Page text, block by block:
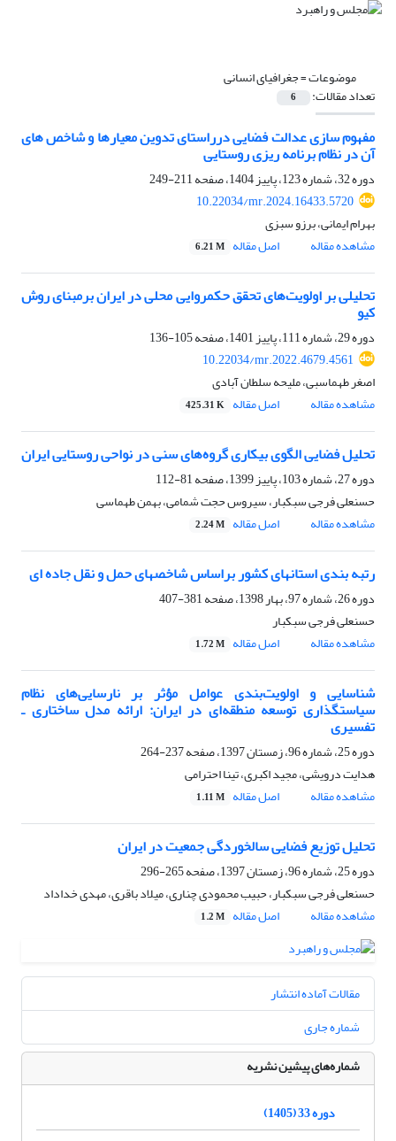
موضوعات =جغرافیای انسانی
تعداد مقالات: 6
مفهوم سازی عدالت فضایی درراستای تدوین معیارها و شاخص های
آن در نظام برنامه ریزی روستایی
دوره 32، شماره 123، پاییز 1404، صفحه
211-249
10.22034/mr.2024.16433.5720
بهرام ایمانی، برزو سبزی
مشاهده مقاله
اصل مقاله 6.21 M
تحلیلی بر اولویت‌های تحقق حکمروایی محلی در ایران برمبنای روش
کیو
دوره 29، شماره 111، پاییز 1401، صفحه
105-136
10.22034/mr.2022.4679.4561
اصغر طهماسبی، ملیحه سلطان آبادی
مشاهده مقاله
اصل مقاله 425.31 K
تحلیل فضایی الگوی بیکاری گروه‌های سنی در نواحی روستایی ایران
دوره 27، شماره 103، پاییز 1399، صفحه
81-112
حسنعلی فرجی سبکبار، سیروس حجت شمامی، بهمن طهماسی
مشاهده مقاله
اصل مقاله 2.24 M
رتبه بندی استانهای کشور براساس شاخصهای حمل و نقل جاده ای
دوره 26، شماره 97، بهار 1398، صفحه
381-407
حسنعلی فرجی سبکبار
مشاهده مقاله
اصل مقاله 1.72 M
شناسایی و اولویت‌بندی عوامل مؤثر بر نارسایی‌های نظام
سیاستگذاری توسعه منطقه‌ای در ایران: ارائه مدل ساختاری ـ
تفسیری
دوره 25، شماره 96، زمستان 1397، صفحه
237-264
هدایت درویشی، مجید اکبری، تینا احترامی
مشاهده مقاله
اصل مقاله 1.11 M
تحلیل توزیع فضایی سالخوردگی جمعیت در ایران
دوره 25، شماره 96، زمستان 1397، صفحه
265-296
حسنعلی فرجی سبکبار، حبیب محمودی چناری، میلاد باقری، مهدی خداداد
مشاهده مقاله
اصل مقاله 1.2 M
مقالات آماده انتشار
شماره جاری
شماره‌های پیشین نشریه
دوره 33 (1405)